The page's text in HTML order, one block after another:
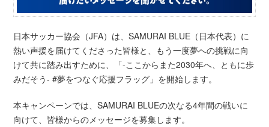
日本サッカー協会（JFA）は、SAMURAI BLUE（日本代表）に
熱い声援を届けてくださった皆様と、もう一度夢への挑戦に向
けて共に踏み出すために、「-ここからまた2030年へ、ともに歩
みだそう- #夢をつなぐ応援フラッグ」を開始します。
本キャンペーンでは、SAMURAI BLUEの次なる4年間の戦いに
向けて、皆様からのメッセージを募集します。